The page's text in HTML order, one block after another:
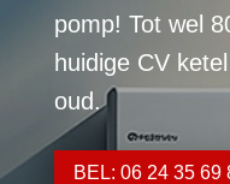
pomp! Tot wel
huidige CV
oud.
BEL: 06 24 35 69